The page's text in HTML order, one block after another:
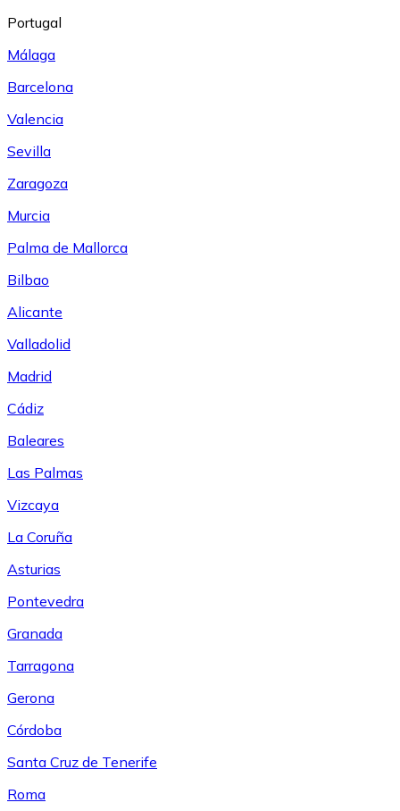
Portugal
Málaga
Barcelona
Valencia
Sevilla
Zaragoza
Murcia
Palma de Mallorca
Bilbao
Alicante
Valladolid
Madrid
Cádiz
Baleares
Las Palmas
Vizcaya
La Coruña
Asturias
Pontevedra
Granada
Tarragona
Gerona
Córdoba
Santa Cruz de Tenerife
Roma